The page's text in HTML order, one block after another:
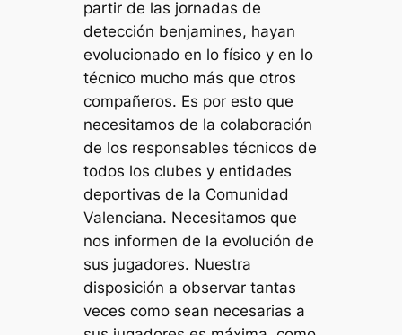
partir de las jornadas de
detección benjamines, hayan
evolucionado en lo físico y en lo
técnico mucho más que otros
compañeros. Es por esto que
necesitamos de la colaboración
de los responsables técnicos de
todos los clubes y entidades
deportivas de la Comunidad
Valenciana. Necesitamos que
nos informen de la evolución de
sus jugadores. Nuestra
disposición a observar tantas
veces como sean necesarias a